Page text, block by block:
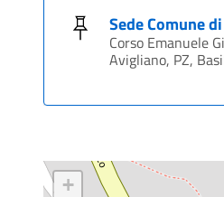
Sede Comune
Corso Emanuele
Avigliano, PZ,
+